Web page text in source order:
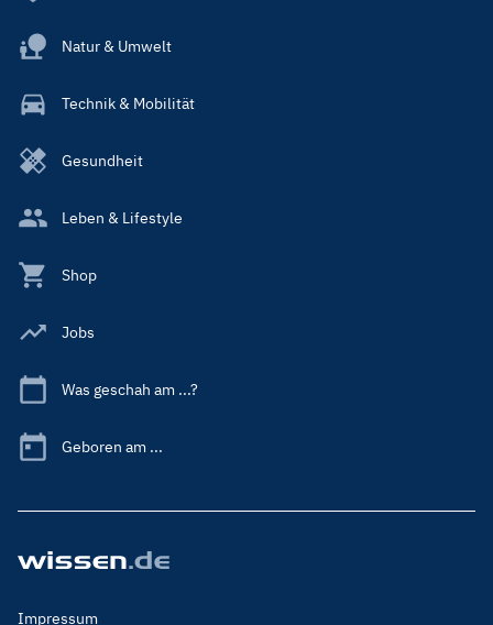
Natur & Umwelt
Technik & Mobilität
Gesundheit
Leben & Lifestyle
Shop
Jobs
Was geschah am ...?
Geboren am ...
Footer
Impressum